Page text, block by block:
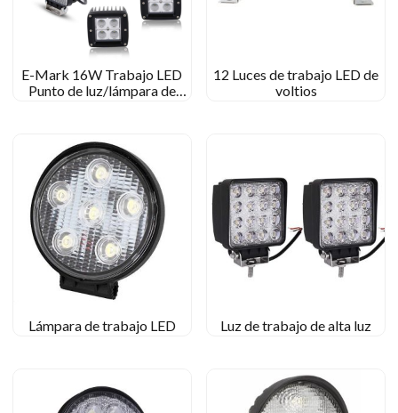
E-Mark 16W Trabajo LED
Punto de luz/lámpara de
para jeep
12 Luces de trabajo LED de
voltios
Lámpara de trabajo LED Luz de trabajo de alta luz